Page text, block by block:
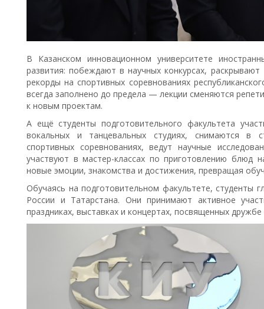
В Казанском инновационном университете
развития: побеждают в научных конкурсах,
рекорды на спортивных соревнованиях
всегда заполнено до предела — лекции сменяются
к новым проектам.
А ещё студенты подготовительного факультета
вокальных и танцевальных студиях, снимаются в
спортивных соревнованиях, ведут научные
участвуют в мастер-классах по приготовлению блюд
новые эмоции, знакомства и достижения, превращая
Обучаясь на подготовительном факультете, студенты
России и Татарстана. Они принимают активное
праздниках, выставках и концертах, посвященных